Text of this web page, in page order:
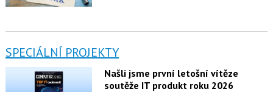
SPECIÁLNÍ PROJEKTY
Našli jsme první letošní vítěze
soutěže IT produkt roku 2026